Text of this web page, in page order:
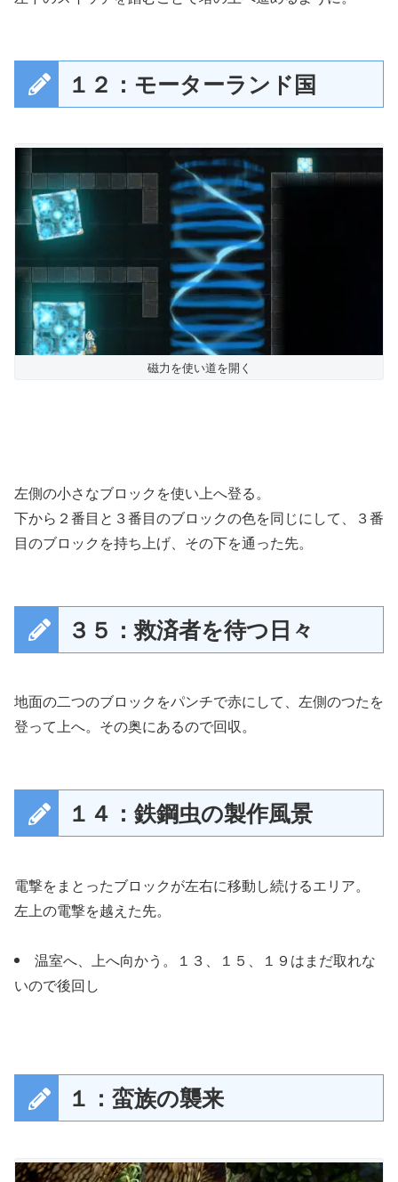
１２：モーターランド国
磁力を使い道を開く
左側の小さなブロックを使い上へ登る。
下から２番目と３番目のブロックの色を同じにして、３番
目のブロックを持ち上げ、その下を通った先。
３５：救済者を待つ日々
地面の二つのブロックをパンチで赤にして、左側のつたを
登って上へ。その奥にあるので回収。
１４：鉄鋼虫の製作風景
電撃をまとったブロックが左右に移動し続けるエリア。
左上の電撃を越えた先。
温室へ、上へ向かう。１３、１５、１９はまだ取れな
いので後回し
１：蛮族の襲来